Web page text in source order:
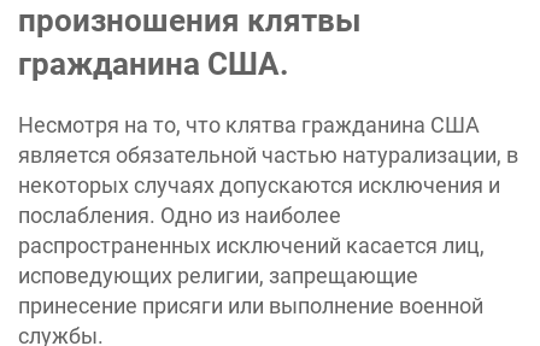
произношения клятвы
гражданина США.
Несмотря на то, что клятва гражданина США
является обязательной частью натурализации, в
некоторых случаях допускаются исключения и
послабления. Одно из наиболее
распространенных исключений касается лиц,
исповедующих религии, запрещающие
принесение присяги или выполнение военной
службы.